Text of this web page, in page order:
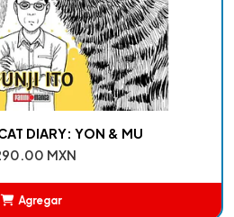
DIARY: YON & MU
MXN
Agregar